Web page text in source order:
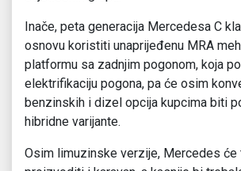
Inače, peta generacija Mercedesa C
osnovu koristiti unaprijeđenu MRA
platformu sa zadnjim pogonom, koja
elektrifikaciju pogona, pa će osim
benzinskih i dizel opcija kupcima biti
hibridne varijante.
Osim limuzinske verzije, Mercedes će